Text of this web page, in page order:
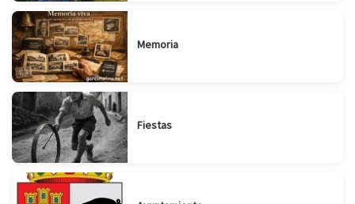
Memoria
Fiestas